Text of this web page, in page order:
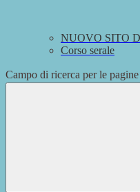
NUOVO SITO
Corso serale
Campo di ricerca per le